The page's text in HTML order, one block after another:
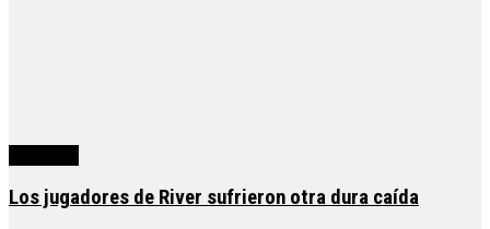
Los jugadores de River sufrieron otra dura caída